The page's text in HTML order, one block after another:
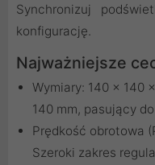
Synchronizuj
konfigurację.
Najważniejsze
Wymiary: 140 x 140
140 mm, pasujący
Prędkość obrotowa
Szeroki zakres